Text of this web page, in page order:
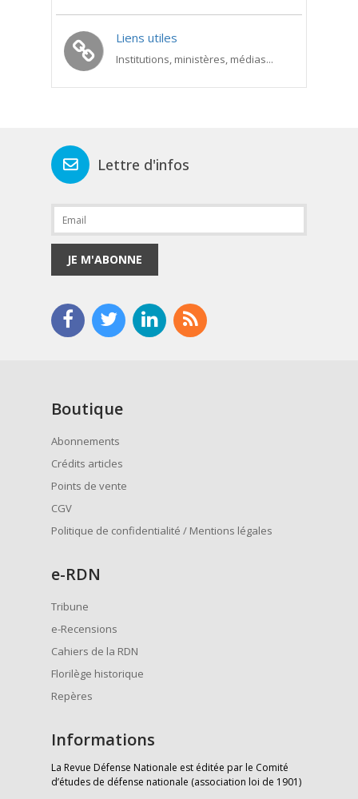
Liens utiles
Institutions, ministères, médias...
Lettre d'infos
JE M'ABONNE
Boutique
Abonnements
Crédits articles
Points de vente
CGV
Politique de confidentialité / Mentions légales
e-RDN
Tribune
e-Recensions
Cahiers de la RDN
Florilège historique
Repères
Informations
La Revue Défense Nationale est éditée par le Comité
d’études de défense nationale (association loi de 1901)